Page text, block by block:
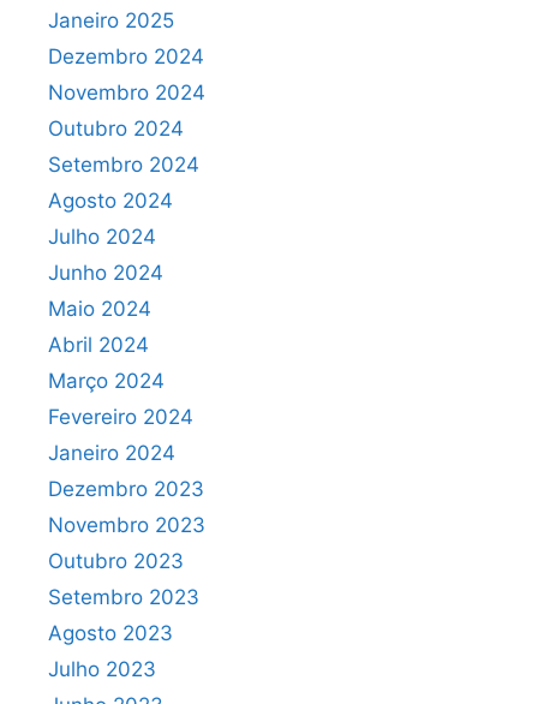
Janeiro 2025
Dezembro 2024
Novembro 2024
Outubro 2024
Setembro 2024
Agosto 2024
Julho 2024
Junho 2024
Maio 2024
Abril 2024
Março 2024
Fevereiro 2024
Janeiro 2024
Dezembro 2023
Novembro 2023
Outubro 2023
Setembro 2023
Agosto 2023
Julho 2023